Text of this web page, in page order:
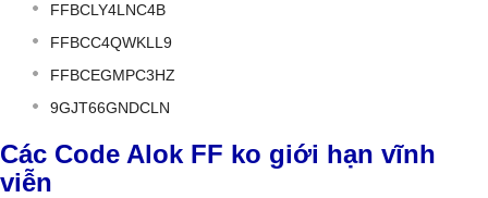
FFBCLY4LNC4B
FFBCC4QWKLL9
FFBCEGMPC3HZ
9GJT66GNDCLN
Các Code Alok FF ko giới hạn vĩnh
viễn